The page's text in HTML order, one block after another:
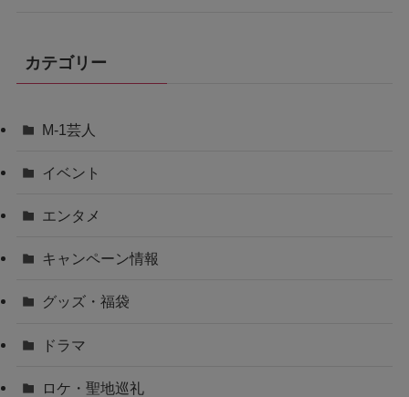
カテゴリー
M-1芸人
イベント
エンタメ
キャンペーン情報
グッズ・福袋
ドラマ
ロケ・聖地巡礼